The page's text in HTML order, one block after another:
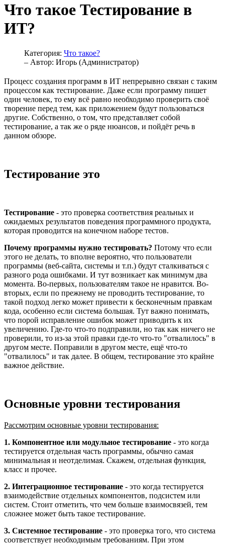
Что такое Тестирование в
ИТ?
Категория: Что такое?
– Автор: Игорь (Администратор)
Процесс создания программ в ИТ непрерывно связан с таким
процессом как тестирование. Даже если программу пишет
один человек, то ему всё равно необходимо проверить своё
творение перед тем, как приложением будут пользоваться
другие. Собственно, о том, что представляет собой
тестирование, а так же о ряде нюансов, и пойдёт речь в
данном обзоре.
Тестирование это
Тестирование - это проверка соответствия реальных и
ожидаемых результатов поведения программного продукта,
которая проводится на конечном наборе тестов.
Почему программы нужно тестировать? Потому что если
этого не делать, то вполне вероятно, что пользователи
программы (веб-сайта, системы и т.п.) будут сталкиваться с
разного рода ошибками. И тут возникает как минимум два
момента. Во-первых, пользователям такое не нравится. Во-
вторых, если по прежнему не проводить тестирование, то
такой подход легко может привести к бесконечным правкам
кода, особенно если система большая. Тут важно понимать,
что порой исправление ошибок может приводить к их
увеличению. Где-то что-то подправили, но так как ничего не
проверили, то из-за этой правки где-то что-то "отвалилось" в
другом месте. Поправили в другом месте, ещё что-то
"отвалилось" и так далее. В общем, тестирование это крайне
важное действие.
Основные уровни тестирования
Рассмотрим основные уровни тестирования:
1. Компонентное или модульное тестирование - это когда
тестируется отдельная часть программы, обычно самая
минимальная и неотделимая. Скажем, отдельная функция,
класс и прочее.
2. Интеграционное тестирование - это когда тестируется
взаимодействие отдельных компонентов, подсистем или
систем. Стоит отметить, что чем больше взаимосвязей, тем
сложнее может быть такое тестирование.
3. Системное тестирование - это проверка того, что система
соответствует необходимым требованиям. При этом